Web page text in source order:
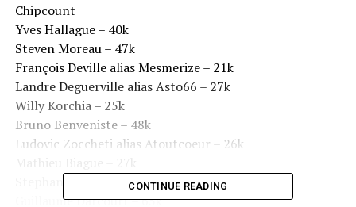
Chipcount
Yves Hallague – 40k
Steven Moreau – 47k
François Deville alias Mesmerize – 21k
Landre Deguerville alias Asto66 – 27k
Willy Korchia – 25k
Bruno Benveniste – 48k
Ludovic Zoccheti alias Atoutcoeur – 26k
Stephan Gerin – 46k
Guillaume Darcourt – 65k
CONTINUE READING